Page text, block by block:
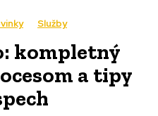
Služby
kompletný
a tipy